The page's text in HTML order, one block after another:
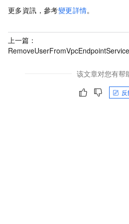
更多資訊，參考變更詳情。
上一篇：
RemoveUserFromVpcEndpointService
该文章对您有帮